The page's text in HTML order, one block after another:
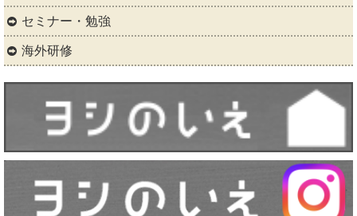
セミナー・勉強
海外研修